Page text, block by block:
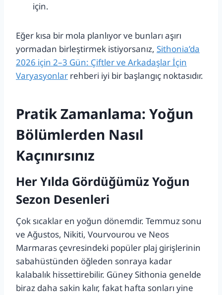
için.
Eğer kısa bir mola planlıyor ve bunları aşırı
yormadan birleştirmek istiyorsanız, Sithonia’da
2026 için 2–3 Gün: Çiftler ve Arkadaşlar İçin
Varyasyonlar rehberi iyi bir başlangıç noktasıdır.
Pratik Zamanlama: Yoğun
Bölümlerden Nasıl
Kaçınırsınız
Her Yılda Gördüğümüz Yoğun
Sezon Desenleri
Çok sıcaklar en yoğun dönemdir. Temmuz sonu
ve Ağustos, Nikiti, Vourvourou ve Neos
Marmaras çevresindeki popüler plaj girişlerinin
sabahüstünden öğleden sonraya kadar
kalabalık hissettirebilir. Güney Sithonia genelde
biraz daha sakin kalır, fakat hafta sonları yine